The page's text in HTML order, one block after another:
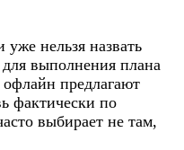
нельзя назвать
выполнения плана
предлагают
фактически по
выбирает не там,